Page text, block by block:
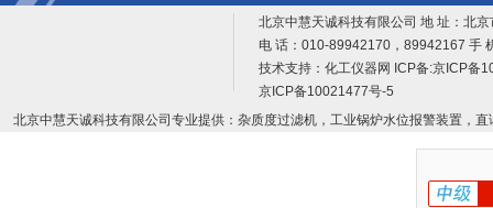
北京中慧天诚科技有限公司 地 址：北
电 话：010-89942170，89942167 手
技术支持： 化工仪器网 ICP备:京ICP备
京ICP备10021477号-5
北京中慧天诚科技有限公司专业提供：杂质度过滤机，工业锅炉水位报警装置，